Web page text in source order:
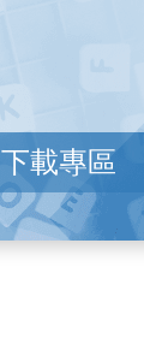
下載專區